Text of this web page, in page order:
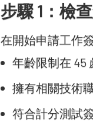
步驟 1：檢
在開始申請工作
年齡限制在 45
擁有相關技術
符合計分測試